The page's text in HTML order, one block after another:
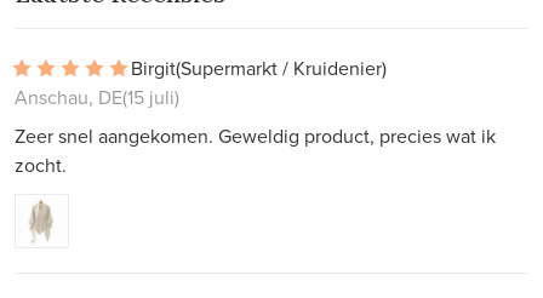
Birgit(Supermarkt / Kruidenier)
Anschau, DE(15 juli)
Zeer snel aangekomen. Geweldig product, precies wat ik
zocht.